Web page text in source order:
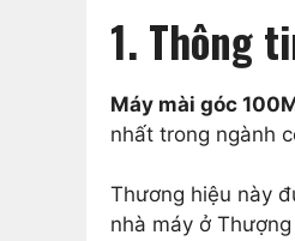
1. Thông
Máy mài góc
nhất trong ngành
Thương hiệu này
nhà máy ở